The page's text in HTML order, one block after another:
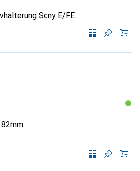
Sony E/FE